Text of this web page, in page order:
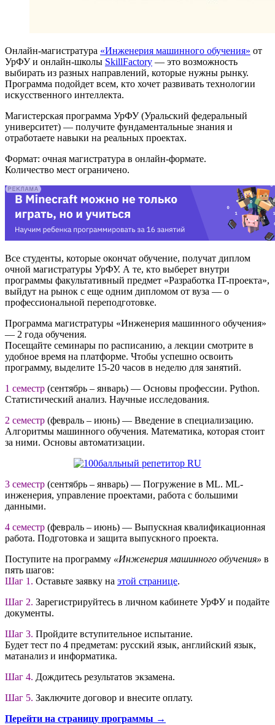
Онлайн-магистратура «Инженерия машинного обучения» от
УрФУ и онлайн-школы SkillFactory — это возможность
выбирать из разных направлений, которые нужны рынку.
Программа подойдет всем, кто хочет развивать технологии
искусственного интеллекта.
Магистерская программа УрФУ (Уральский федеральный
университет) — получите фундаментальные знания и
отработаете навыки на реальных проектах.
Формат: очная магистратура в онлайн-формате.
Количество мест ограничено.
Все студенты, которые окончат обучение, получат диплом
очной магистратуры УрФУ. А те, кто выберет внутри
программы факультативный предмет «Разработка IT-проекта»,
выйдут на рынок с еще одним дипломом от вуза — о
профессиональной переподготовке.
Программа магистратуры «Инженерия машинного обучения»
— 2 года обучения.
Посещайте семинары по расписанию, а лекции смотрите в
удобное время на платформе. Чтобы успешно освоить
программу, выделите 15-20 часов в неделю для занятий.
1 семестр (сентябрь – январь) — Основы профессии. Python.
Статистический анализ. Научные исследования.
2 семестр (февраль – июнь) — Введение в специализацию.
Алгоритмы машинного обучения. Математика, которая стоит
за ними. Основы автоматизации.
3 семестр (сентябрь – январь) — Погружение в ML. ML-
инженерия, управление проектами, работа с большими
данными.
4 семестр (февраль – июнь) — Выпускная квалификационная
работа. Подготовка и защита выпускного проекта.
Поступите на программу «Инженерия машинного обучения» в
пять шагов:
Шаг 1. Оставьте заявку на этой странице.
Шаг 2. Зарегистрируйтесь в личном кабинете УрФУ и подайте
документы.
Шаг 3. Пройдите вступительное испытание.
Будет тест по 4 предметам: русский язык, английский язык,
матанализ и информатика.
Шаг 4. Дождитесь результатов экзамена.
Шаг 5. Заключите договор и внесите оплату.
Перейти на страницу программы →